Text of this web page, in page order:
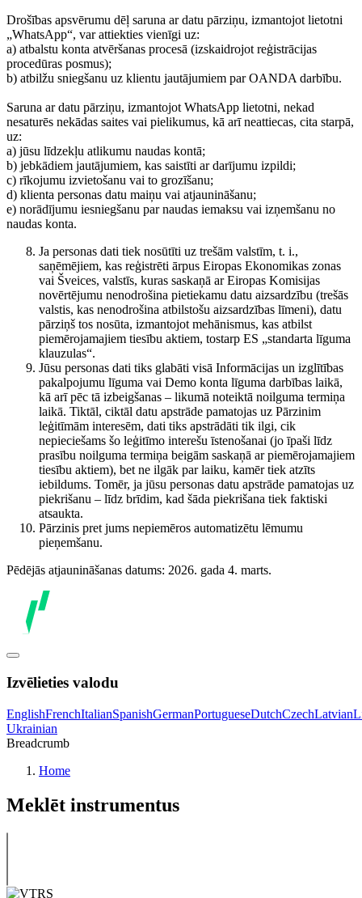
Drošības apsvērumu dēļ saruna ar datu pārziņu, izmantojot lietotni
„WhatsApp“, var attiekties vienīgi uz:
a) atbalstu konta atvēršanas procesā (izskaidrojot reģistrācijas
procedūras posmus);
b) atbilžu sniegšanu uz klientu jautājumiem par OANDA darbību.
Saruna ar datu pārziņu, izmantojot WhatsApp lietotni, nekad
nesaturēs nekādas saites vai pielikumus, kā arī neattiecas, cita starpā,
uz:
a) jūsu līdzekļu atlikumu naudas kontā;
b) jebkādiem jautājumiem, kas saistīti ar darījumu izpildi;
c) rīkojumu izvietošanu vai to grozīšanu;
d) klienta personas datu maiņu vai atjaunināšanu;
e) norādījumu iesniegšanu par naudas iemaksu vai izņemšanu no
naudas konta.
Ja personas dati tiek nosūtīti uz trešām valstīm, t. i.,
saņēmējiem, kas reģistrēti ārpus Eiropas Ekonomikas zonas
vai Šveices, valstīs, kuras saskaņā ar Eiropas Komisijas
novērtējumu nenodrošina pietiekamu datu aizsardzību (trešās
valstis, kas nenodrošina atbilstošu aizsardzības līmeni), datu
pārziņš tos nosūta, izmantojot mehānismus, kas atbilst
piemērojamajiem tiesību aktiem, tostarp ES „standarta līguma
klauzulas“.
Jūsu personas dati tiks glabāti visā Informācijas un izglītības
pakalpojumu līguma vai Demo konta līguma darbības laikā,
kā arī pēc tā izbeigšanas – likumā noteiktā noilguma termiņa
laikā. Tiktāl, ciktāl datu apstrāde pamatojas uz Pārzinim
leģitīmām interesēm, dati tiks apstrādāti tik ilgi, cik
nepieciešams šo leģitīmo interešu īstenošanai (jo īpaši līdz
prasību noilguma termiņa beigām saskaņā ar piemērojamajiem
tiesību aktiem), bet ne ilgāk par laiku, kamēr tiek atzīts
iebildums. Tomēr, ja jūsu personas datu apstrāde pamatojas uz
piekrišanu – līdz brīdim, kad šāda piekrišana tiek faktiski
atsaukta.
Pārzinis pret jums nepiemēros automatizētu lēmumu
pieņemšanu.
Pēdējās atjaunināšanas datums: 2026. gada 4. marts.
Izvēlieties valodu
EnglishFrenchItalianSpanishGermanPortugueseDutchCzechLatvian
Ukrainian
Breadcrumb
Home
Meklēt instrumentus